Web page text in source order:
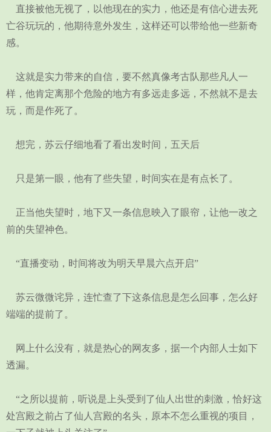
直接被他无视了，以他现在的实力，他还是有信心进去死
亡谷玩玩的，他期待意外发生，这样还可以带给他一些新奇
感。
这就是实力带来的自信，要不然真像考古队那些凡人一
样，他肯定离那个危险的地方有多远走多远，不然就不是去
玩，而是作死了。
想完，苏云仔细地看了看出发时间，五天后
只是第一眼，他有了些失望，时间实在是有点长了。
正当他失望时，地下又一条信息映入了眼帘，让他一改之
前的失望神色。
“直播变动，时间将改为明天早晨六点开启”
苏云微微诧异，连忙查了下这条信息是怎么回事，怎么好
端端的提前了。
网上什么没有，就是热心的网友多，据一个内部人士如下
透漏。
“之所以提前，听说是上头受到了仙人出世的刺激，恰好这
处宫殿之前占了仙人宫殿的名头，原本不怎么重视的项目，